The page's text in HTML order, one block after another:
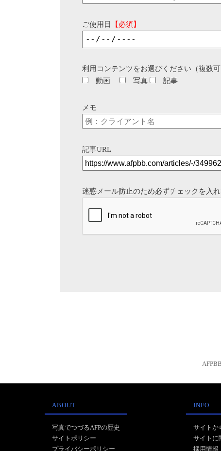
ご使用日 【必須】
利用コンテンツをお選びください（複数可
動画
写真 記事
メモ
記事URL
迷惑メール防止のため必ずチェックを入
ABOUT
写真でつづるAFPの歴史
サイトポリシー
プライバシーポリシー
INFO
サイトか
サイトに
採用情報